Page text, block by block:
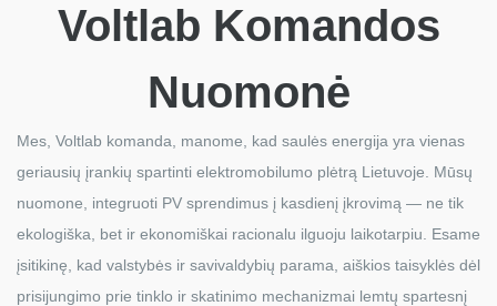
Voltlab Komandos
Nuomonė
Mes, Voltlab komanda, manome, kad saulės energija yra vienas
geriausių įrankių spartinti elektromobilumo plėtrą Lietuvoje. Mūsų
nuomone, integruoti PV sprendimus į kasdienį įkrovimą — ne tik
ekologiška, bet ir ekonomiškai racionalu ilguoju laikotarpiu. Esame
įsitikinę, kad valstybės ir savivaldybių parama, aiškios taisyklės dėl
prisijungimo prie tinklo ir skatinimo mechanizmai lemtų spartesnį